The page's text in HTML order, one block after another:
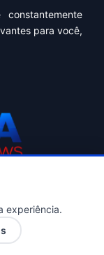
para você,
e
e a
experiência.